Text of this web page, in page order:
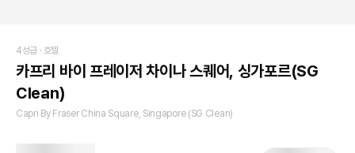
4성급 · 호텔
카프리 바이 프레이저 차이나 스퀘어, 싱가포르(SG
Clean)
Capri By Fraser China Square, Singapore (SG Clean)